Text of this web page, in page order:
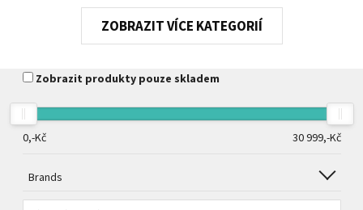
Neoprene socks
Caps
Baselayers
KATEGORIÍ
Zobrazit produkty pouze skladem
0,-Kč 30 999,-Kč
Brands